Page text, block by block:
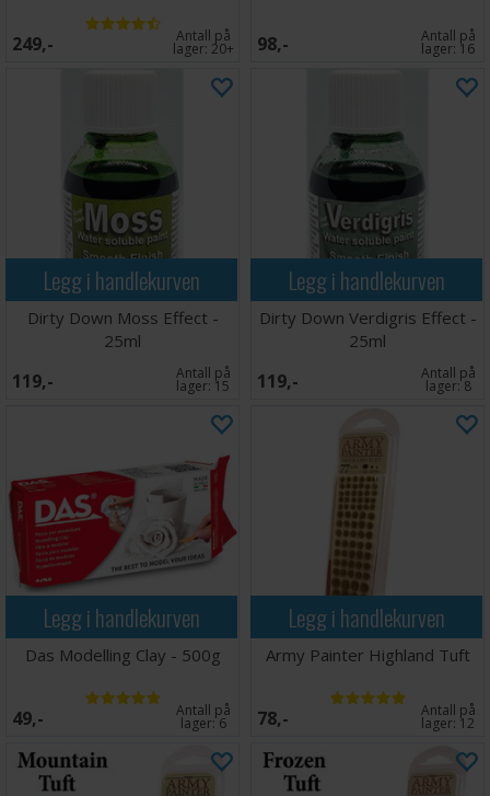
249,- Antall på
lager: 20+ 98,- Antall på
lager: 16
Legg i handlekurven
Dirty Down Moss Effect -
25ml
119,- Antall på
lager: 15
Legg i handlekurven
Dirty Down Verdigris Effect -
25ml
119,- Antall på
lager:8
Legg i handlekurven
Das Modelling Clay - 500g
49,- Antall på
lager:6
Legg i handlekurven
Army Painter Highland Tuft
78,- Antall på
lager: 12